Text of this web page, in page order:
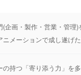
(企画・製作・営業・管理)
ニメーションで成し遂げ
の持つ「寄り添う力」を